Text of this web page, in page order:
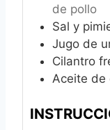
de pollo
Sal y
Jugo de
Cilantro
Aceite de